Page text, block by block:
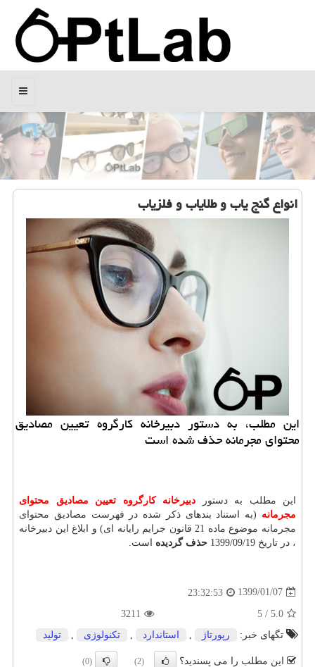
منو
انواع گنج یاب و طلایاب و فلزیاب
این مطلب، به دستور دبیرخانه كارگروه تعیین مصادیق
محتوای مجرمانه حذف شده است
این مطلب به دستور دبیرخانه كارگروه تعیین مصادیق محتوای
مجرمانه (به استناد بندهای ذکر شده در فهرست مصادیق محتوای
مجرمانه
موضوع ماده 21 قانون جرایم رایانه ای) و ابلاغ این دبیرخانه
، در تاریخ 1399/09/19
حذف گردیده است.
1399/01/07
23:32:53
5.0
/
5
3211
تگهای خبر:
رپورتاژ استاندارد تكنولوژی تولید
این مطلب را می پسندید؟ (2)
(0)